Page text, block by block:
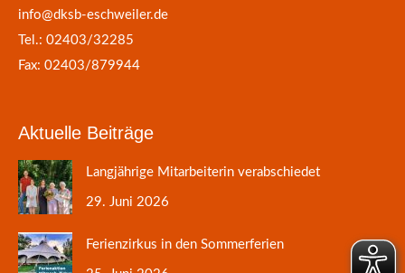
info@dksb-eschweiler.de
Tel.: 02403/32285
Fax: 02403/879944
Aktuelle Beiträge
Langjährige Mitarbeiterin verabschiedet
29. Juni 2026
Ferienzirkus in den Sommerferien